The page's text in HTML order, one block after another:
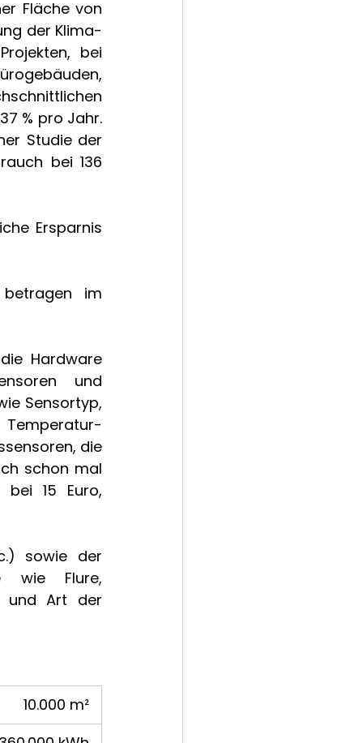
Fläche von
der Klima-
bei
% pro Jahr.
Studie der
bei 136
Ersparnis
im
Hardware
und
Sensortyp,
Temperatur-
die
schon mal
bei 15 Euro,
sowie der
wie Flure,
und Art der
10.000 m²